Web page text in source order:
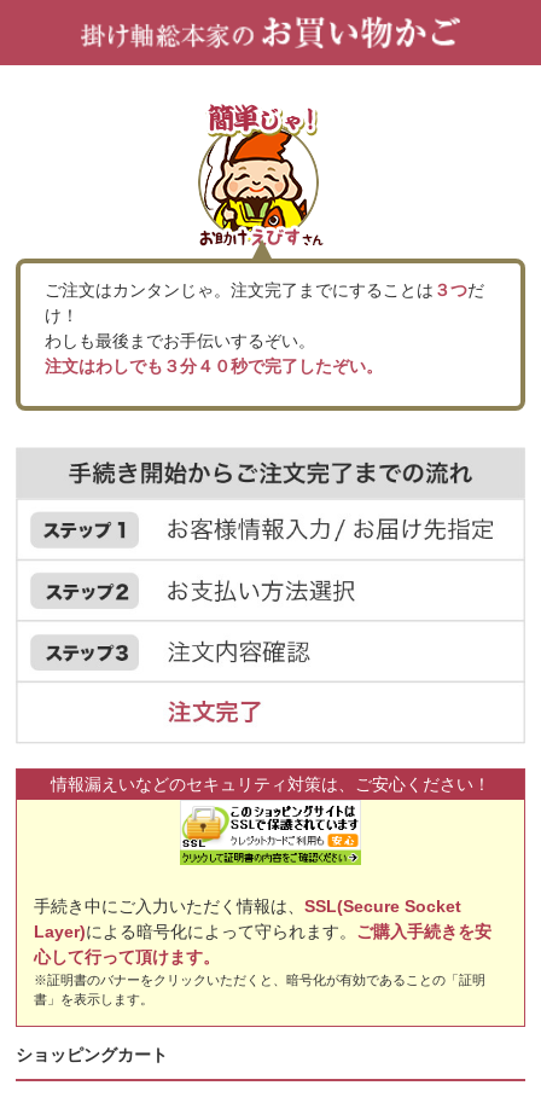
ご注文はカンタンじゃ。注文完了までにすることは ３つだ
け！
わしも最後までお手伝いするぞい。
注文はわしでも３分４０秒で完了したぞい。
情報漏えいなどのセキュリティ対策は、ご安心ください！
手続き中にご入力いただく情報は、SSL(Secure Socket
Layer)による暗号化によって守られます。 ご購入手続きを安
心して行って頂けます。
※証明書のバナーをクリックいただくと、暗号化が有効であることの「証明
書」を表示します。
ショッピングカート